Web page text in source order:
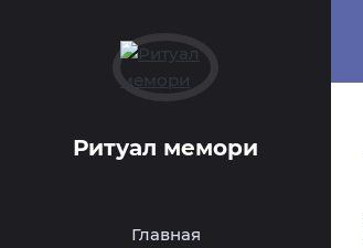
Ритуал мемори
Главная